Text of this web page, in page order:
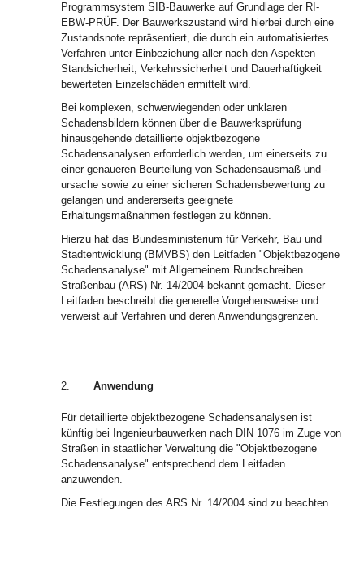
Programmsystem SIB-Bauwerke auf Grundlage der RI-
EBW-PRÜF. Der Bauwerkszustand wird hierbei durch eine
Zustandsnote repräsentiert, die durch ein automatisiertes
Verfahren unter Einbeziehung aller nach den Aspekten
Standsicherheit, Verkehrssicherheit und Dauerhaftigkeit
bewerteten Einzelschäden ermittelt wird.
Bei komplexen, schwerwiegenden oder unklaren
Schadensbildern können über die Bauwerksprüfung
hinausgehende detaillierte objektbezogene
Schadensanalysen erforderlich werden, um einerseits zu
einer genaueren Beurteilung von Schadensausmaß und -
ursache sowie zu einer sicheren Schadensbewertung zu
gelangen und andererseits geeignete
Erhaltungsmaßnahmen festlegen zu können.
Hierzu hat das Bundesministerium für Verkehr, Bau und
Stadtentwicklung (BMVBS) den Leitfaden "Objektbezogene
Schadensanalyse" mit Allgemeinem Rundschreiben
Straßenbau (ARS) Nr. 14/2004 bekannt gemacht. Dieser
Leitfaden beschreibt die generelle Vorgehensweise und
verweist auf Verfahren und deren Anwendungsgrenzen.
2. Anwendung
Für detaillierte objektbezogene Schadensanalysen ist
künftig bei Ingenieurbauwerken nach DIN 1076 im Zuge von
Straßen in staatlicher Verwaltung die "Objektbezogene
Schadensanalyse" entsprechend dem Leitfaden
anzuwenden.
Die Festlegungen des ARS Nr. 14/2004 sind zu beachten.